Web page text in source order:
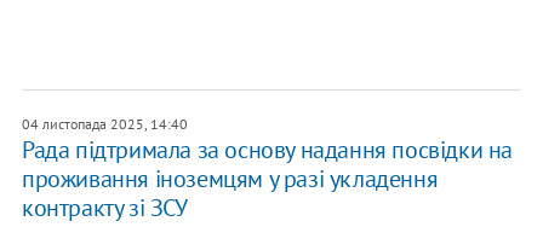
04 листопада 2025, 14:40
Рада підтримала за основу надання посвідки на
проживання іноземцям у разі укладення
контракту зі ЗСУ